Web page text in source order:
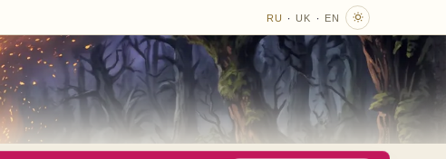
RU · UK · EN